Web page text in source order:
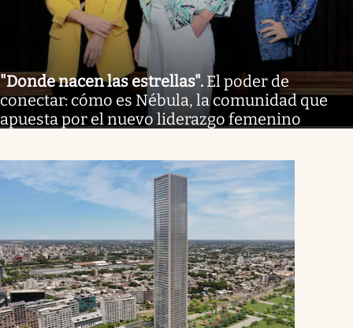
"Donde nacen las estrellas". El poder de
conectar: cómo es Nébula, la comunidad que
apuesta por el nuevo liderazgo femenino